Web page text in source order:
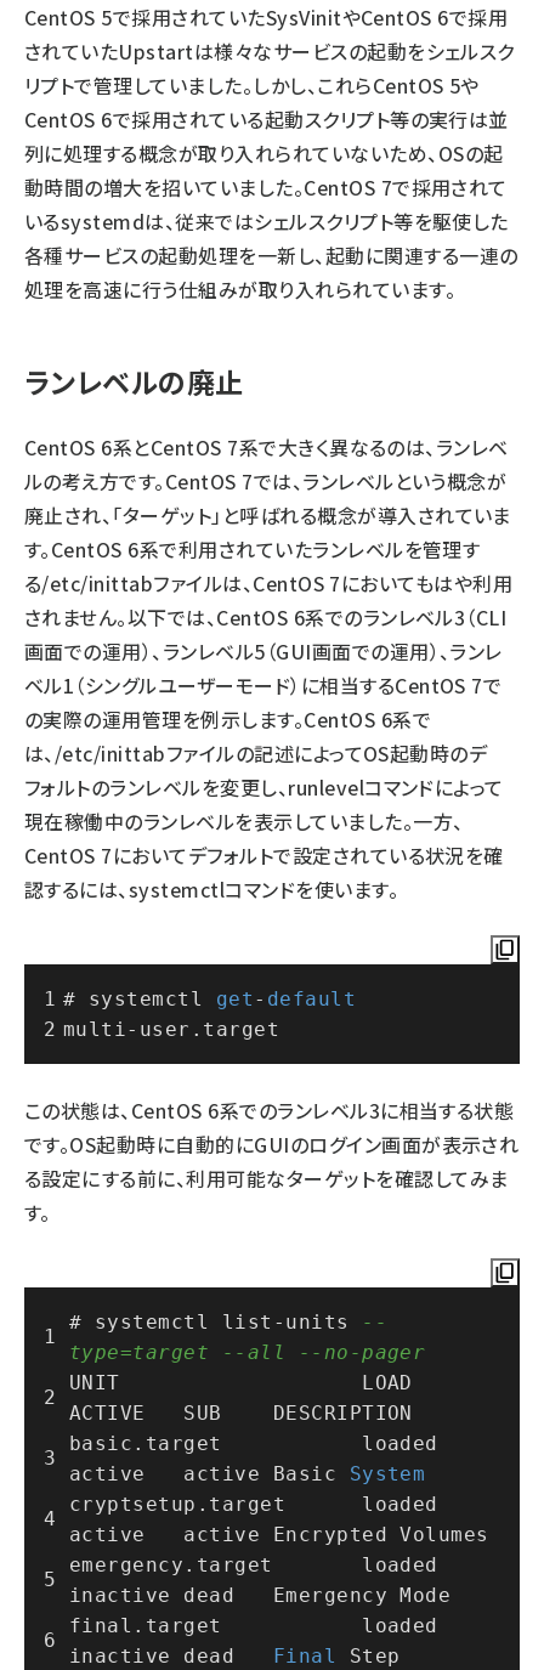
CentOS 5で採用されていたSysVinitやCentOS 6で採用
されていたUpstartは様々なサービスの起動をシェルスク
リプトで管理していました。しかし、これらCentOS 5や
CentOS 6で採用されている起動スクリプト等の実行は並
列に処理する概念が取り入れられていないため、OSの起
動時間の増大を招いていました。CentOS 7で採用されて
いるsystemdは、従来ではシェルスクリプト等を駆使した
各種サービスの起動処理を一新し、起動に関連する一連の
処理を高速に行う仕組みが取り入れられています。
ランレベルの廃止
CentOS 6系とCentOS 7系で大きく異なるのは、ランレベ
ルの考え方です。CentOS 7では、ランレベルという概念が
廃止され、「ターゲット」と呼ばれる概念が導入されていま
す。CentOS 6系で利用されていたランレベルを管理す
る/etc/inittabファイルは、CentOS 7においてもはや利用
されません。以下では、CentOS 6系でのランレベル3（CLI
画面での運用）、ランレベル5（GUI画面での運用）、ランレ
ベル1（シングルユーザーモード）に相当するCentOS 7で
の実際の運用管理を例示します。CentOS 6系で
は、/etc/inittabファイルの記述によってOS起動時のデ
フォルトのランレベルを変更し、runlevelコマンドによって
現在稼働中のランレベルを表示していました。一方、
CentOS 7においてデフォルトで設定されている状況を確
認するには、systemctlコマンドを使います。
# systemctl get - default
multi - user.target
この状態は、CentOS 6系でのランレベル3に相当する状態
です。OS起動時に自動的にGUIのログイン画面が表示され
る設定にする前に、利用可能なターゲットを確認してみま
す。
# systemctl list - units
--
type=target --all --no-pager
UNIT                   LOAD
ACTIVE   SUB    DESCRIPTION
basic.target           loaded
active   active Basic System
cryptsetup.target      loaded
active   active Encrypted Volumes
emergency.target       loaded
inactive dead   Emergency Mode
final.target           loaded
inactive dead Final
Step